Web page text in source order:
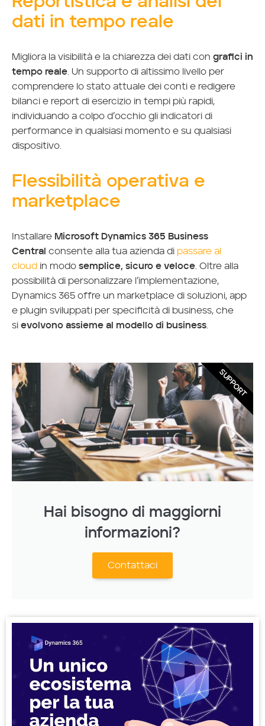
dati in tempo reale
Migliora la visibilità e la chiarezza dei dati con grafici in
tempo reale . Un supporto di altissimo livello per
comprendere lo stato attuale dei conti e redigere
bilanci e report di esercizio in tempi più rapidi,
individuando a colpo d’occhio gli indicatori di
performance in qualsiasi momento e su qualsiasi
dispositivo.
Flessibilità operativa e
marketplace
Installare Microsoft Dynamics 365 Business
Central consente alla tua azienda di passare al
cloud in modo semplice, sicuro e veloce . Oltre alla
possibilità di personalizzare l’implementazione,
Dynamics 365 offre un marketplace di soluzioni, app
e plugin sviluppati per specificità di business, che
si evolvono assieme al modello di business
Hai bisogno di maggiorni
informazioni?
Contattaci
SUPPORT